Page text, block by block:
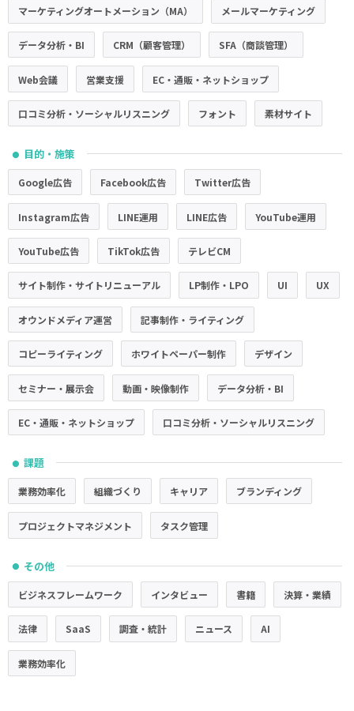
マーケティングオートメーション（MA） メールマーケティング
データ分析・BI CRM（顧客管理） SFA（商談管理）
Web会議 営業支援 EC・通販・ネットショップ
口コミ分析・ソーシャルリスニング フォント 素材サイト
● 目的・施策
Google広告 Facebook広告 Twitter広告
Instagram広告 LINE運用 LINE広告 YouTube運用
YouTube広告 TikTok広告 テレビCM
サイト制作・サイトリニューアル LP制作・LPO UI UX
オウンドメディア運営 記事制作・ライティング
コピーライティング ホワイトペーパー制作 デザイン
セミナー・展示会 動画・映像制作 データ分析・BI
EC・通販・ネットショップ 口コミ分析・ソーシャルリスニング
● 課題
業務効率化 組織づくり キャリア ブランディング
プロジェクトマネジメント タスク管理
● その他
ビジネスフレームワーク インタビュー 書籍 決算・業績
法律 SaaS 調査・統計 ニュース AI
業務効率化